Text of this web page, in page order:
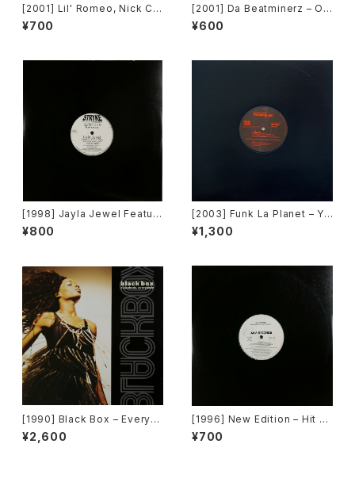
[2001] Lil' Romeo, Nick Ca
nnon & 3LW – Parents Just
Don't Understand [Jive, Ni
¥700
[2001] Da Beatminerz – Op
en [Rawkus]
¥600
[1998] Jayla Jewel Featuri
ng Grand Puba – I Like Wh
at U Do To Me (Remix) [Str
¥800
[2003] Funk La Planet – Yo
u Gave Me Love (Funk La
Planet 007)[Funk La Plane
¥1,300
[1990] Black Box – Everyb
ody, Everybody [Deconstr
uction]
¥2,600
[1996] New Edition – Hit M
e Off [MCA Records][PRO
MO]
¥700